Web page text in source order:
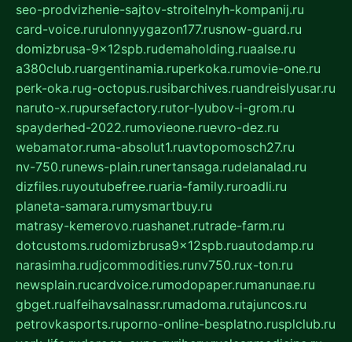
seo-prodvizhenie-sajtov-stroitelnyh-kompanij.ru
card-voice.rurulonnyygazon177.rusnow-guard.ru
domizbrusa-9x12spb.rudemaholding.ruaalse.ru
a380club.ruargentinamia.ruperkoka.rumovie-one.ru
perk-oka.rug-octopus.rusibarchives.ruandreislyusar.ru
naruto-x.rupursefactory.rutor-lyubov-i-grom.ru
spayderhed-2022.rumovieone.ruevro-dez.ru
webamator.ruma-absolut1.ruavtopomosch27.ru
nv-750.runews-plain.runertansaga.rudelanalad.ru
dizfiles.ruyoutubefree.ruaria-family.ruroadli.ru
planeta-samara.rumysmartbuy.ru
matrasy-kemerovo.ruashanet.rutrade-farm.ru
dotcustoms.rudomizbrusa9x12spb.ruautodamp.ru
narasimha.rudjcommodities.runv750.rux-ton.ru
newsplain.rucardvoice.rumodopaper.rumanunae.ru
gbget.rualfeihavsalnassr.rumadoma.rutajuncos.ru
petrovkasports.ruporno-online-besplatno.rusplclub.ru